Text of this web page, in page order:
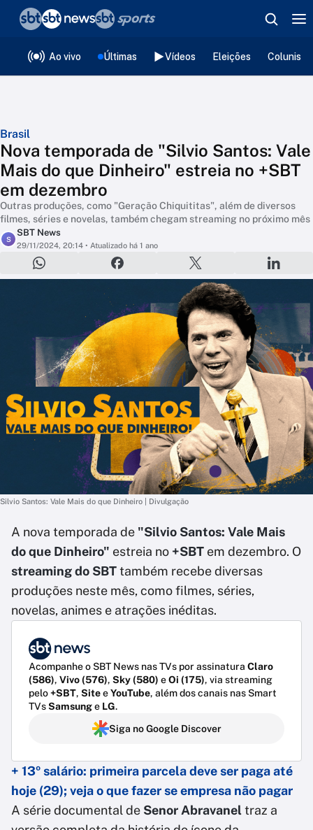
Ao vivo Últimas Vídeos Eleições
Brasil
Nova temporada de "Silvio Santos: Vale
Mais do que Dinheiro" estreia no +SBT
em dezembro
Outras produções, como "Geração Chiquititas", além de diversos
filmes, séries e novelas, também chegam streaming no próximo mês
S
SBT News
29/11/2024, 20:14 • Atualizado há 1 ano
Silvio Santos: Vale Mais do que Dinheiro | Divulgação
A nova temporada de "Silvio Santos: Vale Mais
do que Dinheiro" estreia no +SBT em dezembro. O
streaming do SBTtambém recebe diversas
produções neste mês, como filmes, séries,
novelas, animes e atrações inéditas.
Acompanhe o SBT News nas TVs por assinatura Claro
(586), Vivo (576), Sky (580) eOi (175), via streaming
pelo+SBT, SiteeYouTube, além dos canais nas Smart
TVsSamsunge LG.
Siga no Google Discover
+ 13º salário: primeira parcela deve ser paga até
hoje (29); veja o que fazer se empresa não pagar
A série documental de Senor Abravaneltraz a
❮voltar
Editorias